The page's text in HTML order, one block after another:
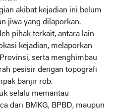
akibat kejadian ini belum
jiwa yang dilaporkan.
pihak terkait, antara lain
kejadian, melaporkan
serta menghimbau
pesisir dengan topografi
banjir rob.
selalu memantau
dari BMKG, BPBD, maupun